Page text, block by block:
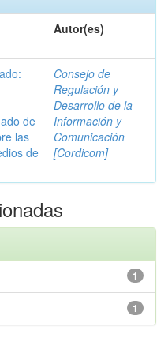
Autor(es)
de
las
de
Consejo de
Regulación y
Desarrollo de la
Información y
Comunicación
[Cordicom]
1
1